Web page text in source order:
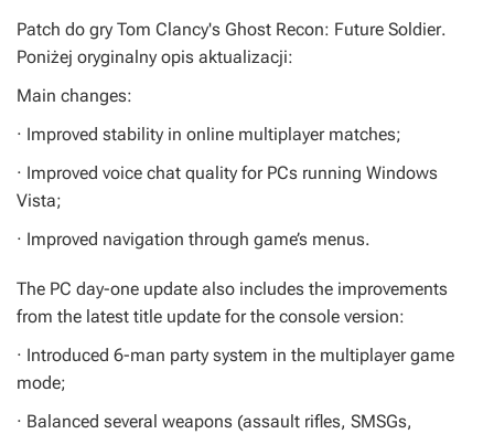
Patch do gry Tom Clancy's Ghost Recon: Future Soldier.
Poniżej oryginalny opis aktualizacji:
Main changes:
· Improved stability in online multiplayer matches;
· Improved voice chat quality for PCs running Windows
Vista;
· Improved navigation through game’s menus.
The PC day-one update also includes the improvements
from the latest title update for the console version:
· Introduced 6-man party system in the multiplayer game
mode;
· Balanced several weapons (assault rifles, SMSGs,